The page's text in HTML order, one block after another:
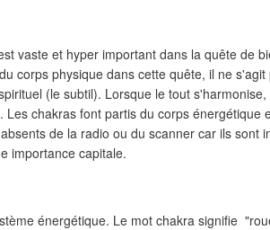
vaste et hyper important dans la quête de
corps physique dans cette quête, il ne
(le subtil). Lorsque le tout
Les chakras font partis du corps énergétique
de la radio ou du scanner car ils sont
importance capitale.
énergétique. Le mot chakra signifie